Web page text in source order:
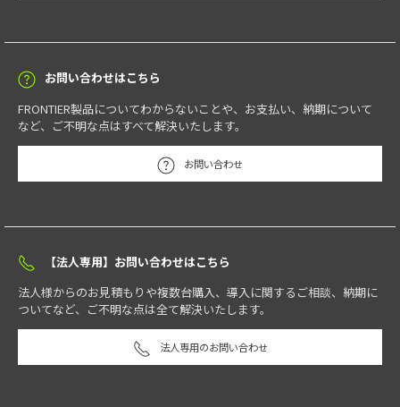
お問い合わせはこちら
FRONTIER製品についてわからないことや、お支払い、納期について
など、ご不明な点はすべて解決いたします。
お問い合わせ
【法人専用】お問い合わせはこちら
法人様からのお見積もりや複数台購入、導入に関するご相談、納期に
ついてなど、ご不明な点は全て解決いたします。
法人専用のお問い合わせ